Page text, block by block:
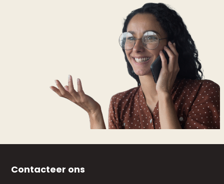
Contacteer ons